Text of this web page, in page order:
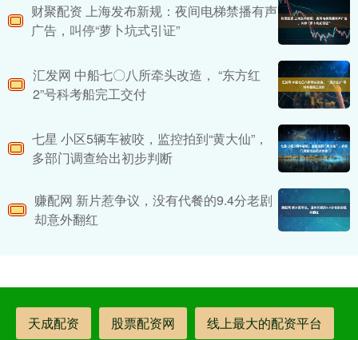
财聚配资 上海发布新规：夜间电梯禁播有声
广告，叫停“萝卜坑式引证”
汇发网 中船七〇八所牵头改造， “东方红
2”号科考船完工交付
七星 小区5辆车被咬，监控拍到“黄大仙”，
多部门调查给出初步判断
赚配网 新片惹争议，没有代餐的9.4分老剧
却意外翻红
天成配资 股票配资网 线上最大的配资平台